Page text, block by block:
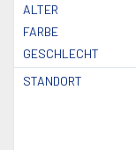
ALTER
FARBE
GESCHLECHT
STANDORT